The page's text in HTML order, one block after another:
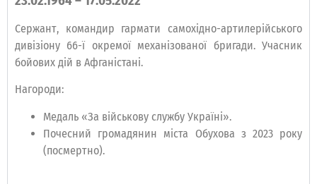
Сержант, командир гармати самохідно-артилерійського
дивізіону 66-ї окремої механізованої бригади. Учасник
бойових дій в Афганістані.
Нагороди:
Медаль «За військову службу Україні».
Почесний громадянин міста Обухова з 2023 року
(посмертно).